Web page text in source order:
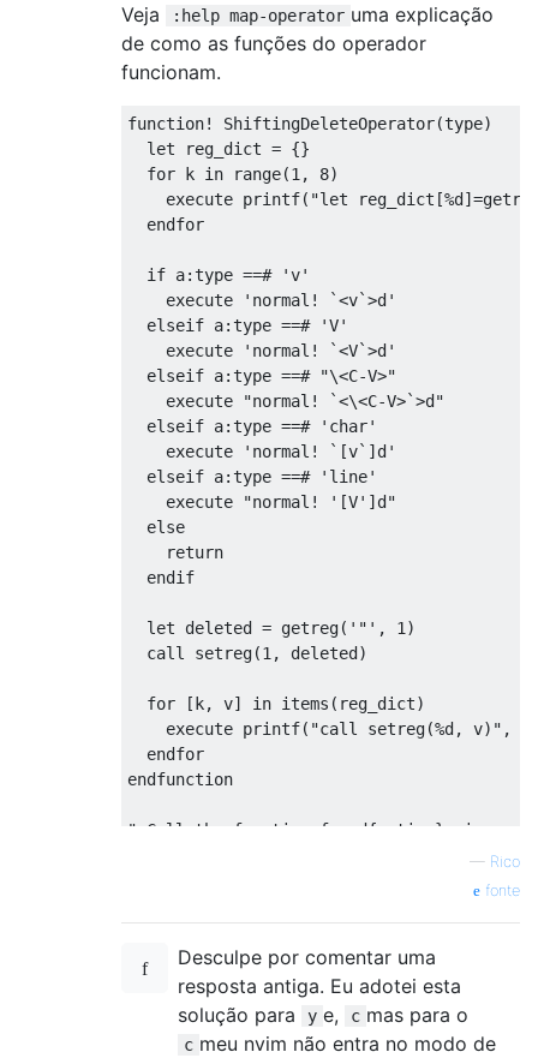
Veja
:help map-operator uma explicação
de como as funções do operador
funcionam.
function! ShiftingDeleteOperator(type)
  let reg_dict = {}
  for k in range(1, 8)
execute printf("let
  endfor
  if a:type ==# 'v'
    execute 'normal! `<v`>d'
  elseif a:type ==# 'V'
    execute 'normal! `<V`>d'
  elseif a:type ==# "\<C-V>"
    execute "normal! `<\<C-V>`>d"
  elseif a:type ==# 'char'
    execute 'normal! `[v`]d'
  elseif a:type ==# 'line'
    execute "normal! '[V']d"
  else
    return
  endif
  let deleted = getreg('"', 1)
  call setreg(1, deleted)
  for [k, v] in items(reg_dict)
execute printf("call setreg(%d, v)", k
  endfor
endfunction
" Call the function for d{motion} via
nnoremap <silent> d :set
" Call the function when d or x are hit in
vnoremap x :<C-U>call
" Use the d{motion} as defined above to
nmap D d$
" Use the standard dd command
— Rico
fonte
Desculpe por comentar uma
resposta antiga. Eu adotei esta
solução para
y e, c mas para o
c meu nvim não entra no modo de